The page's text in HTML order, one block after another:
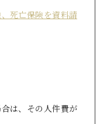
死亡保険を資料請
は、その人件費が